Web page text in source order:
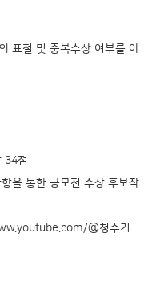
표절 및 중복수상 여부를 아
34점
을 통한 공모전 수상 후보작
@청주기